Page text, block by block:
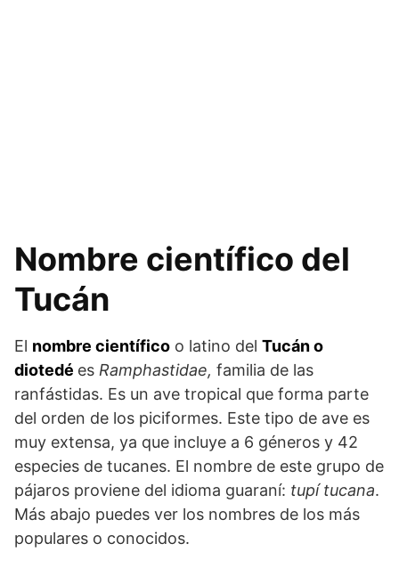
Nombre científico del
Tucán
El nombre científico o latino del Tucán o
diotedé es Ramphastidae, familia de las
ranfástidas. Es un ave tropical que forma parte
del orden de los piciformes. Este tipo de ave es
muy extensa, ya que incluye a 6 géneros y 42
especies de tucanes. El nombre de este grupo de
pájaros proviene del idioma guaraní: tupí tucana.
Más abajo puedes ver los nombres de los más
populares o conocidos.